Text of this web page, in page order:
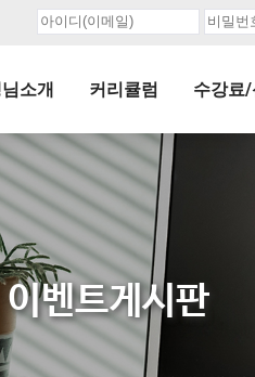
소개 커리큘럼 수강료/
이벤트게시판